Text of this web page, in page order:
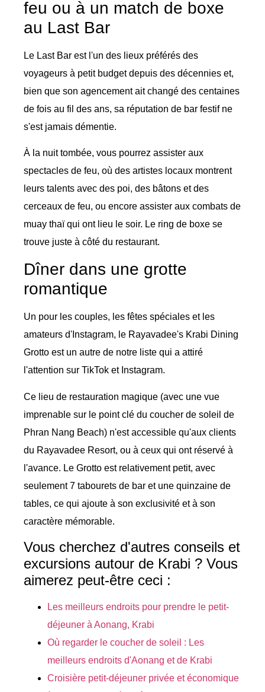
feu ou à un match de boxe
au Last Bar
Le Last Bar est l'un des lieux préférés des
voyageurs à petit budget depuis des décennies et,
bien que son agencement ait changé des centaines
de fois au fil des ans, sa réputation de bar festif ne
s'est jamais démentie.
À la nuit tombée, vous pourrez assister aux
spectacles de feu, où des artistes locaux montrent
leurs talents avec des poi, des bâtons et des
cerceaux de feu, ou encore assister aux combats de
muay thaï qui ont lieu le soir. Le ring de boxe se
trouve juste à côté du restaurant.
Dîner dans une grotte
romantique
Un pour les couples, les fêtes spéciales et les
amateurs d'Instagram, le Rayavadee's Krabi Dining
Grotto est un autre de notre liste qui a attiré
l'attention sur TikTok et Instagram.
Ce lieu de restauration magique (avec une vue
imprenable sur le point clé du coucher de soleil de
Phran Nang Beach) n'est accessible qu'aux clients
du Rayavadee Resort, ou à ceux qui ont réservé à
l'avance. Le Grotto est relativement petit, avec
seulement 7 tabourets de bar et une quinzaine de
tables, ce qui ajoute à son exclusivité et à son
caractère mémorable.
Vous cherchez d'autres conseils et
excursions autour de Krabi ? Vous
aimerez peut-être ceci :
Les meilleurs endroits pour prendre le petit-
déjeuner à Aonang, Krabi
Où regarder le coucher de soleil : Les
meilleurs endroits d'Aonang et de Krabi
Croisière petit-déjeuner privée et économique